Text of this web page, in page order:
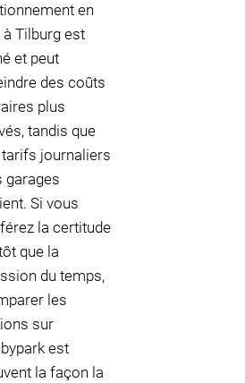
en
à Tilburg est
et peut
des coûts
plus
tandis que
tarifs journaliers
garages
Si vous
la certitude
que la
du temps,
les
sur
est
la façon la